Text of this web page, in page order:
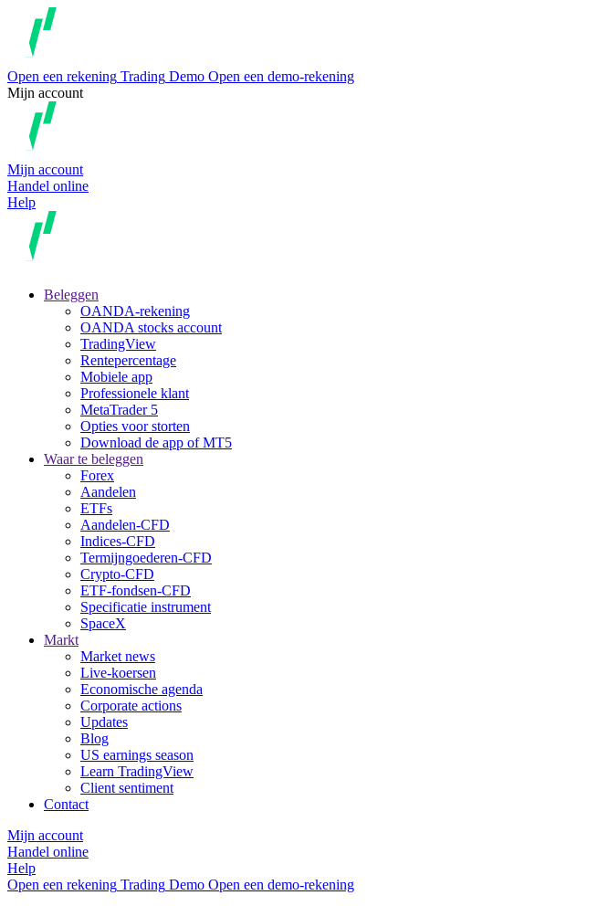
Open een rekening Trading Demo Open een demo-rekening
Mijn account
Mijn account
Handel online
Help
Beleggen
OANDA-rekening
OANDA stocks account
TradingView
Rentepercentage
Mobiele app
Professionele klant
MetaTrader 5
Opties voor storten
Download de app of MT5
Waar te beleggen
Forex
Aandelen
ETFs
Aandelen-CFD
Indices-CFD
Termijngoederen-CFD
Crypto-CFD
ETF-fondsen-CFD
Specificatie instrument
SpaceX
Markt
Market news
Live-koersen
Economische agenda
Corporate actions
Updates
Blog
US earnings season
Learn TradingView
Client sentiment
Contact
Mijn account
Handel online
Help
Open een rekening Trading Demo Open een demo-rekening